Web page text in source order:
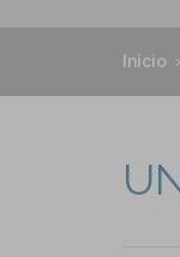
Inicio